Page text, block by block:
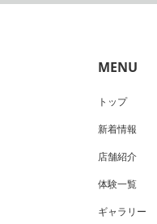
MENU
トップ
新着情報
店舗紹介
体験一覧
ギャラリー